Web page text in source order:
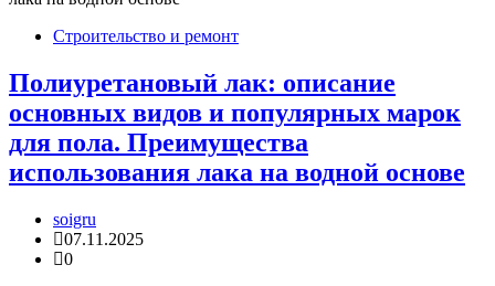
Строительство и ремонт
Полиуретановый лак: описание
основных видов и популярных марок
для пола. Преимущества
использования лака на водной основе
soigru
07.11.2025
0